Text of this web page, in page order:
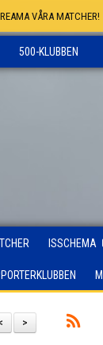
VÅRA MATCHER!
500-KLUBBEN
ISSCHEMA
>